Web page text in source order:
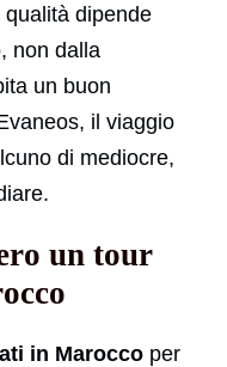
dipende
non dalla
un buon
il viaggio
di mediocre,
un tour
in Marocco per